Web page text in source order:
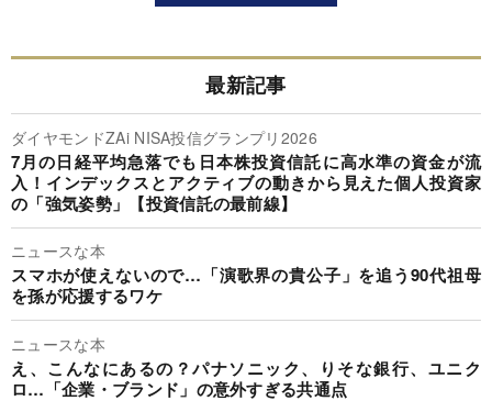
最新記事
ダイヤモンドZAi NISA投信グランプリ2026
7月の日経平均急落でも日本株投資信託に高水準の資金が流
入！インデックスとアクティブの動きから見えた個人投資家
の「強気姿勢」【投資信託の最前線】
ニュースな本
スマホが使えないので…「演歌界の貴公子」を追う90代祖母
を孫が応援するワケ
ニュースな本
え、こんなにあるの？パナソニック、りそな銀行、ユニク
ロ…「企業・ブランド」の意外すぎる共通点